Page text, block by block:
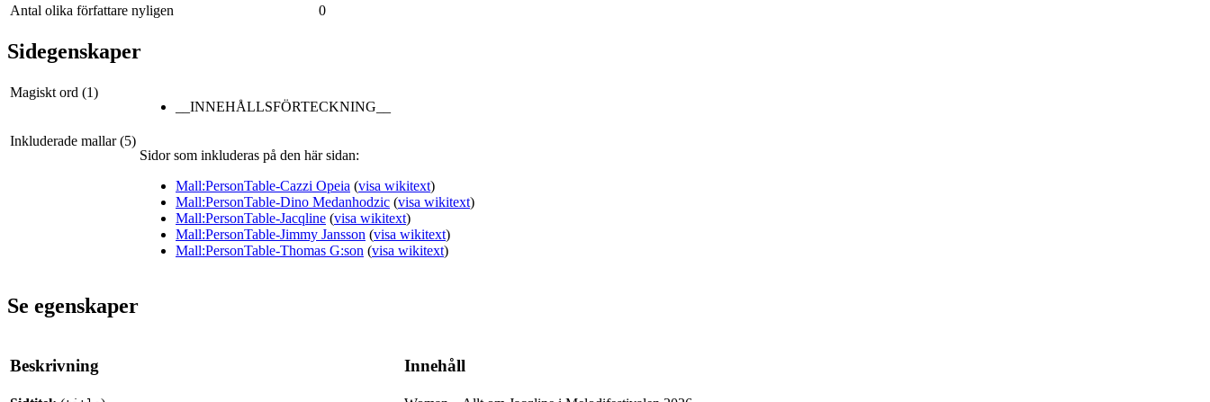
Antal olika författare nyligen
0
Sidegenskaper
Magiskt ord (1)
__INNEHÅLLSFÖRTECKNING__
Inkluderade mallar (5)
Sidor som inkluderas på den här sidan:
Mall:PersonTable-Cazzi Opeia (visa wikitext)
Mall:PersonTable-Dino Medanhodzic (visa wikitext)
Mall:PersonTable-Jacqline (visa wikitext)
Mall:PersonTable-Jimmy Jansson (visa wikitext)
Mall:PersonTable-Thomas G:son (visa wikitext)
Se egenskaper
Beskrivning Innehåll